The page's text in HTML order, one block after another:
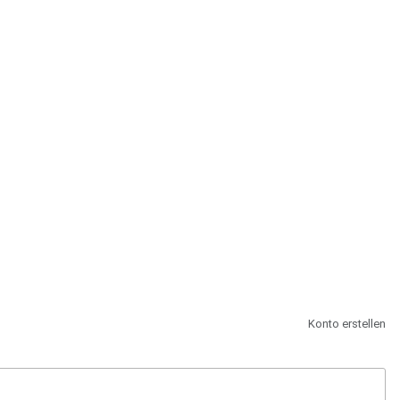
Konto erstellen